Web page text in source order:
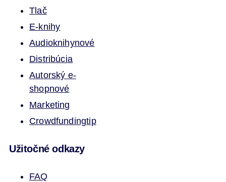
Tlač
E-knihy
Audioknihynové
Distribúcia
Autorský e-
shopnové
Marketing
Crowdfundingtip
Užitočné odkazy
FAQ